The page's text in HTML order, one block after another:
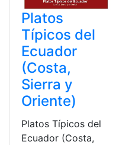
Platos
Típicos del
Ecuador
(Costa,
Sierra y
Oriente)
Platos Típicos del
Ecuador (Costa,